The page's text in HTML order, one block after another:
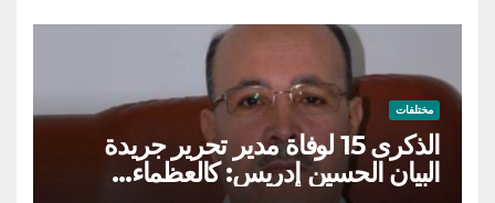
مختلفات
الذكرى 15 لوفاة مدير تحرير جريدة
البيان الحسين إدريس: كالعظماء…